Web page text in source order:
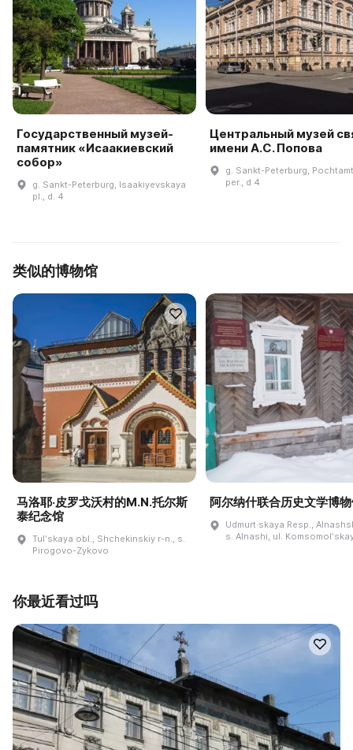
Государственный музей-
памятник «Исаакиевский
собор»
g. Sankt-Peterburg, Isaakiyevskaya
pl., d. 4
Центральный музей
имени А.С. Попова
g. Sankt-Peterburg,
per., d 4
类似的博物馆
马洛耶·皮罗戈沃村的M.N.托尔斯
泰纪念馆
Tulʹskaya obl., Shchekinskiy r-n., s.
Pirogovo-Zykovo
阿尔纳什联合历史文学博
Udmurt·skaya Resp.,
s. Alnashi, ul.
你最近看过吗